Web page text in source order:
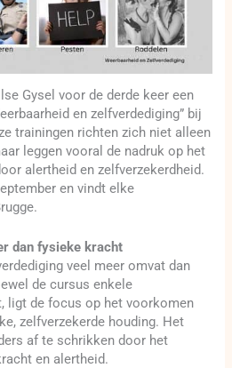
Gysel voor de derde keer een
en zelfverdediging” bij
trainingen richten zich niet alleen
leggen vooral de nadruk op het
alertheid en zelfverzekerdheid.
en vindt elke
dan fysieke kracht
veel meer omvat dan
de cursus enkele
ligt de focus op het voorkomen
zelfverzekerde houding. Het
af te schrikken door het
en alertheid.